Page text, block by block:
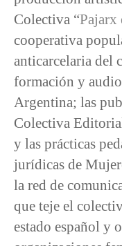
Colectiva “Pajarx
cooperativa
anticarcelaria del
formación y
Argentina; las
Colectiva
y las prácticas
jurídicas de
la red de
que teje el
estado español y